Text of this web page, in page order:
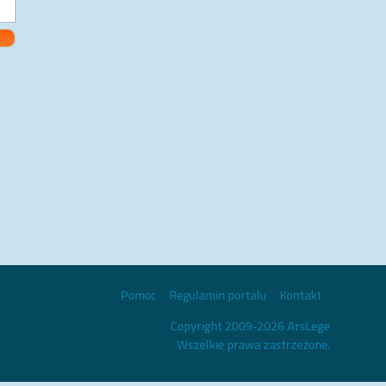
Pomoc Regulamin portalu
Kontakt
Copyright 2009-2026 ArsLege
Wszelkie prawa zastrzeżone.